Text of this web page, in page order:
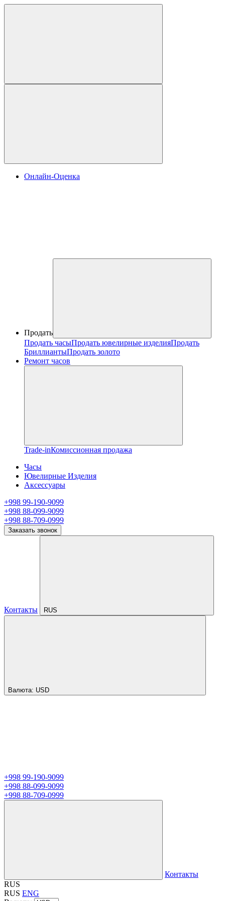
Онлайн-Оценка
Продать
Продать часыПродать ювелирные изделияПродать
БриллиантыПродать золото
Ремонт часов
Trade-inКомиссионная продажа
Часы
Ювелирные Изделия
Аксессуары
+998 99-190-9099
+998 88-099-9099
+998 88-709-0999
Заказать звонок
Контакты RUS
Валюта: USD
+998 99-190-9099
+998 88-099-9099
+998 88-709-0999
Контакты
RUS
RUS ENG